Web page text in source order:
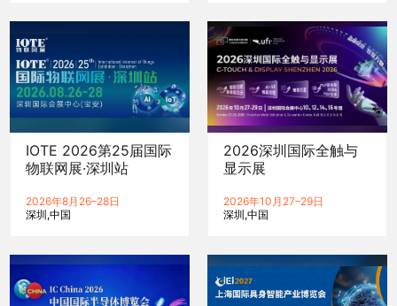
IOTE 2026第25届国际
物联网展·深圳站
2026年8月26–28日
深圳 中国
2026深圳国际全触与
显示展
2026年10月27–29日
深圳 中国